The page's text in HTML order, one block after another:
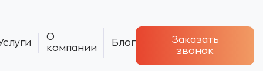
О
компании
Блог
Заказать
звонок